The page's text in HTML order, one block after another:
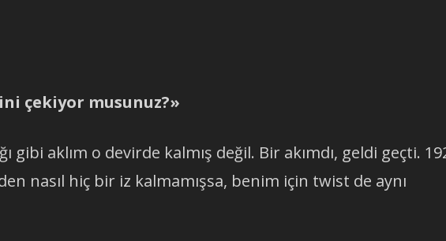
çekiyor musunuz?»
gibi aklım o devirde kalmış değil. Bir akımdı, geldi geçti.
nasıl hiç bir iz kalmamışsa, benim için twist de aynı